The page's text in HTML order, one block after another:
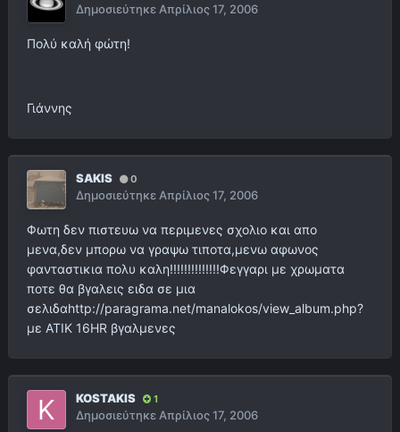
ΔημοσιεύτηκεΑπρίλιος 17, 2006
Πολύ καλή φώτη!
Γιάννης
SAKIS 0
ΔημοσιεύτηκεΑπρίλιος 17, 2006
Φωτη δεν πιστευω να περιμενες σχολιο και απο
μενα,δεν μπορω να γραψω τιποτα,μενω αφωνος
φανταστικια πολυ καλη!!!!!!!!!!!!!!Φεγγαρι με χρωματα
ποτε θα βγαλεις ειδα σε μια
σελιδαhttp://paragrama.net/manalokos/view_album.php?
με ΑΤΙΚ 16ΗR βγαλμενες
KOSTAKIS 1
ΔημοσιεύτηκεΑπρίλιος 17, 2006